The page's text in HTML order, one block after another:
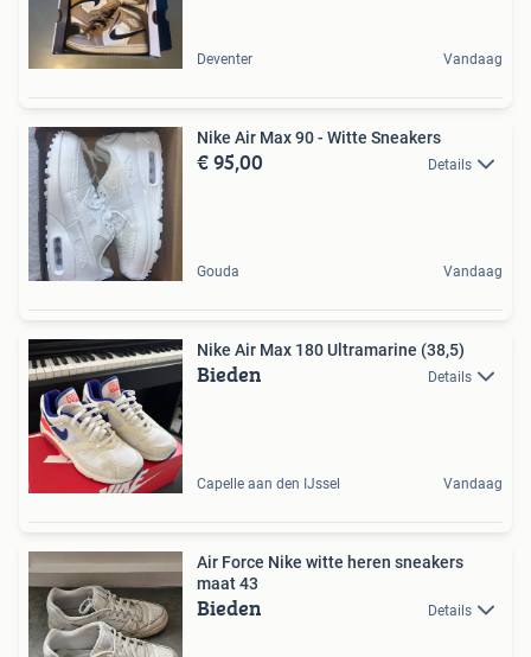
Deventer Vandaag
Nike Air Max 90 - Witte Sneakers
€ 95,00 Details
Gouda Vandaag
Nike Air Max 180 Ultramarine (38,5)
Bieden Details
Capelle aan den IJssel Vandaag
Air Force Nike witte heren sneakers
maat 43
Bieden Details